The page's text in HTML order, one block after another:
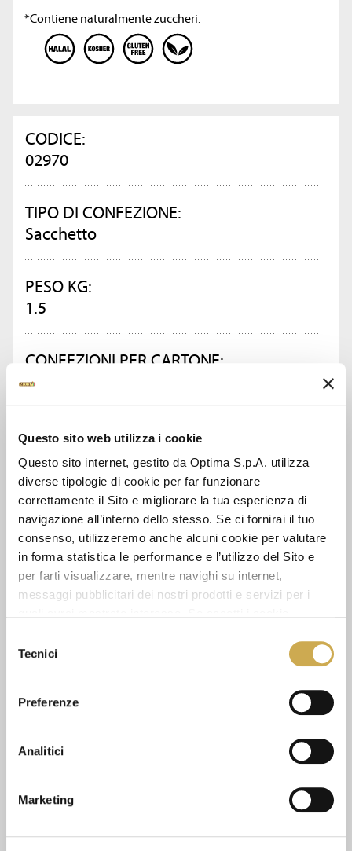
Questo sito web utilizza i cookie
Questo sito internet, gestito da Optima S.p.A. utilizza
diverse tipologie di cookie per far funzionare
correttamente il Sito e migliorare la tua esperienza di
navigazione all’interno dello stesso. Se ci fornirai il tuo
consenso, utilizzeremo anche alcuni cookie per valutare
in forma statistica le performance e l’utilizzo del Sito e
per farti visualizzare, mentre navighi su internet,
messaggi pubblicitari dei nostri prodotti e servizi per i
delTecnici
Preferenze
Analitici
Marketing
*Contiene naturalmente zuccheri.
CODICE:
02970
TIPO DI CONFEZIONE:
Sacchetto
PESO KG:
1.5
CONFEZIONI PER CARTONE:
8
CHIEDI INFORMAZIONI
SCHEDA TECNICA
GUARDA ANCHE